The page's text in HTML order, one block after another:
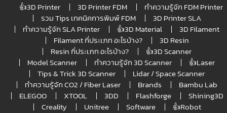
👍3D Printer 3D Printer FDM
ทำความรู้จัก FDM Printer
รวม Tips เทคนิคการพิมพ์ FDM
3D Printer SLA
ทำความรู้จัก SLA Printer
👍3D Material
3D Filament
Filament กี่ประเภท อะไรบ้าง?
3D Resin
Resin กี่ประเภท อะไรบ้าง?
👍3D Scanner
Model Scanner
ทำความรู้จัก 3D Scanner
👍Laser
Tips & Trick 3D Scanner
Lidar / Space Scanner
ทำความรู้จัก CO2 / Fiber Laser
Brands
Bambu Lab
ELEGOO
XTOOL 3DD Flashforge
Shining3D
Creality
Unitree Software
👍Robot